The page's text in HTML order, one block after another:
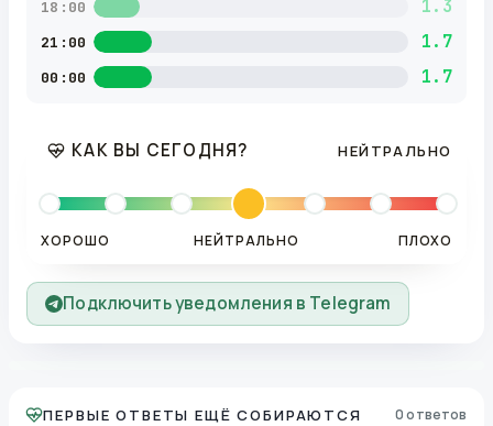
18:00 1.3
21:00 1.7
00:00 1.7
КАК ВЫ СЕГОДНЯ? НЕЙТРАЛЬНО
ХОРОШО НЕЙТРАЛЬНО ПЛОХО
Подключить уведомления в Telegram
ПЕРВЫЕ ОТВЕТЫ ЕЩЁ СОБИРАЮТСЯ 0 ответов